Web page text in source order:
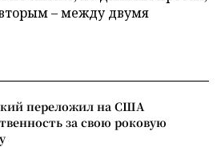
– между двумя
переложил на США
за свою роковую